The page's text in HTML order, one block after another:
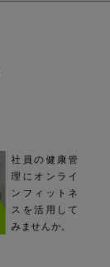
社員の健康管
理にオンライ
ンフィットネ
スを活用して
みませんか。